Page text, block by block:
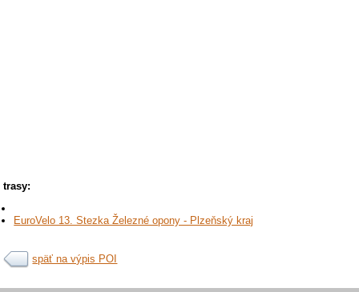
trasy:
EuroVelo 13. Stezka Železné opony - Plzeňský kraj
späť na výpis POI